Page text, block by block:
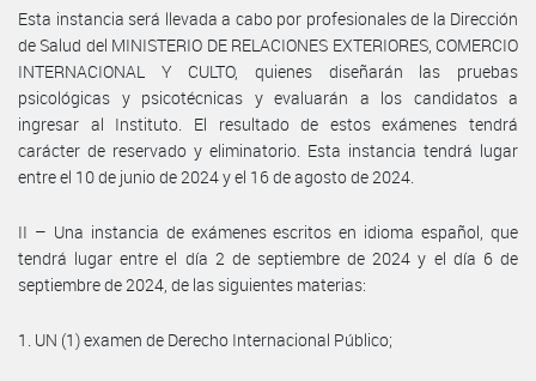
Esta instancia será llevada a cabo por profesionales de la Dirección
de Salud del MINISTERIO DE RELACIONES EXTERIORES, COMERCIO
INTERNACIONAL Y CULTO, quienes diseñarán las pruebas
psicológicas y psicotécnicas y evaluarán a los candidatos a
ingresar al Instituto. El resultado de estos exámenes tendrá
carácter de reservado y eliminatorio. Esta instancia tendrá lugar
entre el 10 de junio de 2024 y el 16 de agosto de 2024.
II – Una instancia de exámenes escritos en idioma español, que
tendrá lugar entre el día 2 de septiembre de 2024 y el día 6 de
septiembre de 2024, de las siguientes materias:
1. UN (1) examen de Derecho Internacional Público;